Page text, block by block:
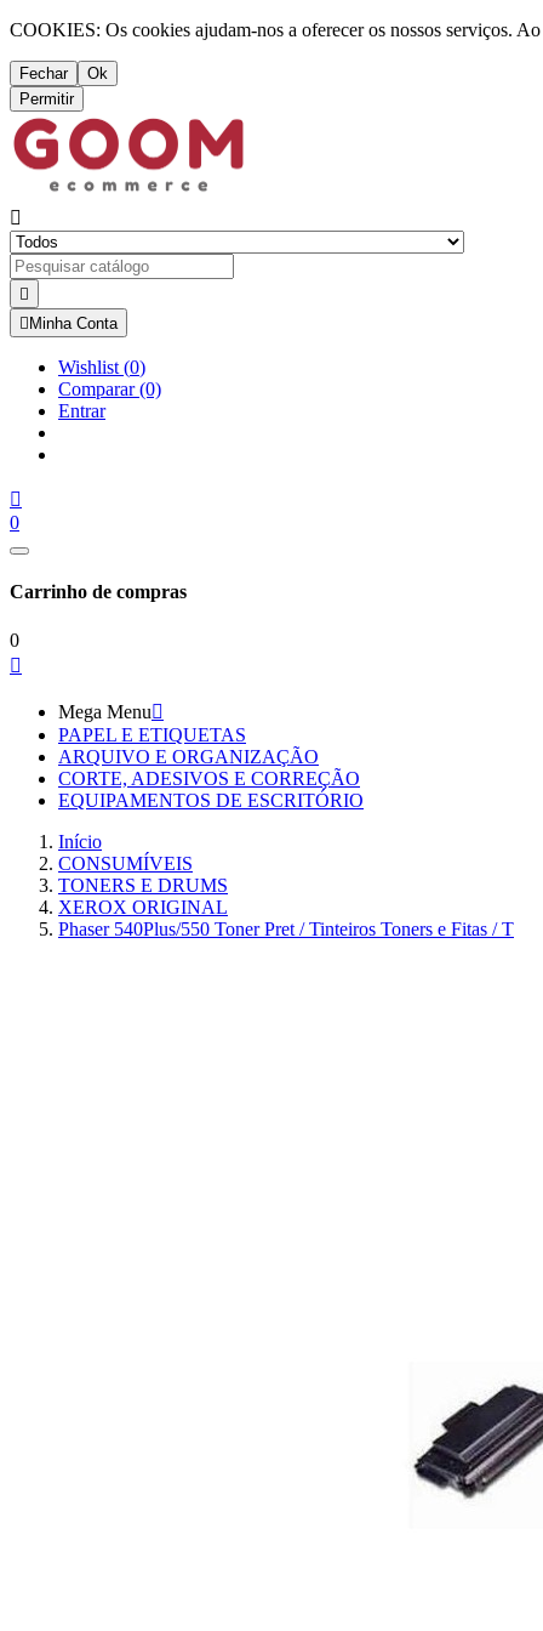
COOKIES: Os cookies ajudam-nos a oferecer os nossos serviços.
Fechar
Ok
Permitir


 Minha Conta
Wishlist (0)
Comparar(0)
Entrar

0
Carrinho de compras
0

Mega Menu
PAPEL E ETIQUETAS
ARQUIVO E ORGANIZAÇÃO
CORTE, ADESIVOS E CORREÇÃO
EQUIPAMENTOS DE ESCRITÓRIO
Início
CONSUMÍVEIS
TONERS E DRUMS
XEROX ORIGINAL
Phaser 540Plus/550 Toner Pret / Tinteiros Toners e Fitas / T